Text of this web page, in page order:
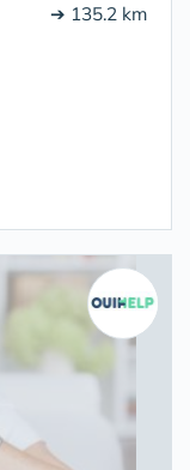
➔ 135.2 km